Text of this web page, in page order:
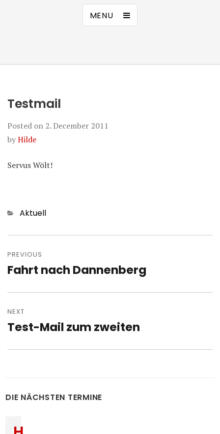
MENU
Testmail
Posted on 2. December 2011
byHilde
Servus Wölt!
Categories
Aktuell
navigation
PREVIOUS
Previous
Fahrt nach Dannenberg
NEXT
Next
Test-Mail zum zweiten
DIE NÄCHSTEN TERMINE